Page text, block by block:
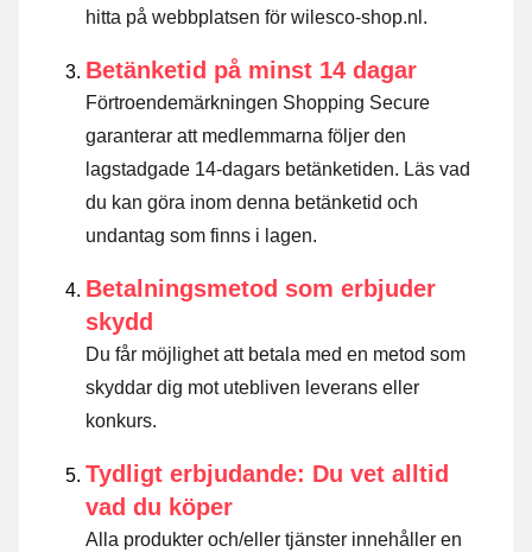
hitta på webbplatsen för wilesco-shop.nl.
Betänketid på minst 14 dagar
Förtroendemärkningen Shopping Secure
garanterar att medlemmarna följer den
lagstadgade 14-dagars betänketiden. Läs vad
du kan göra inom denna betänketid och
undantag som finns i lagen.
Betalningsmetod som erbjuder
skydd
Du får möjlighet att betala med en metod som
skyddar dig mot utebliven leverans eller
konkurs.
Tydligt erbjudande: Du vet alltid
vad du köper
Alla produkter och/eller tjänster innehåller en